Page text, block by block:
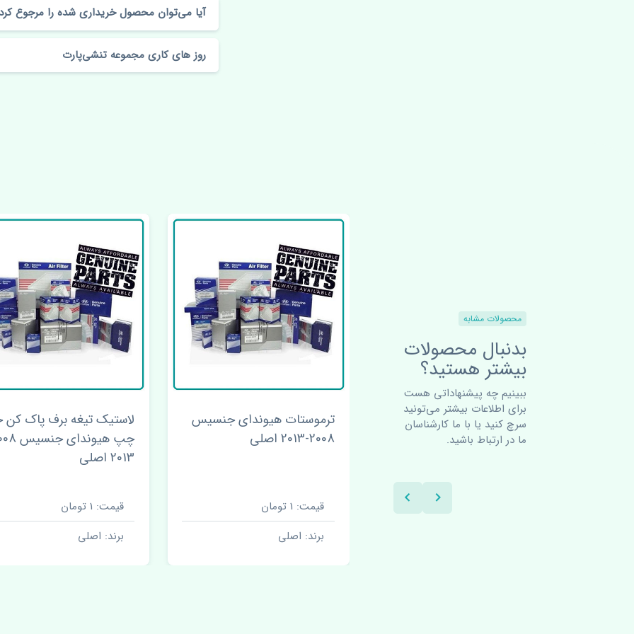
آیا می‌توان محصول خریداری شده را مرجوع
روز های کاری مجموعه تنشی‌پارت
محصولات مشابه
بدنبال محصولات
بیشتر هستید؟
ببینیم چه پیشنهاداتی هست
برای اطلاعات بیشتر می‌تونید
سرچ کنید یا با ما کارشناسان
ما در ارتباط باشید.
بلبرینگ چرخ جلو هیوندای
جنسیس 2008-2013 چین
ترموستات هیوندای جنسیس
2008-2013 اصلی
قیمت: 1 تومان
برند: اصلی
لاستیک تیغه برف پاک کن
2013 اصلی
قیمت: 1 تومان
برند: اصلی